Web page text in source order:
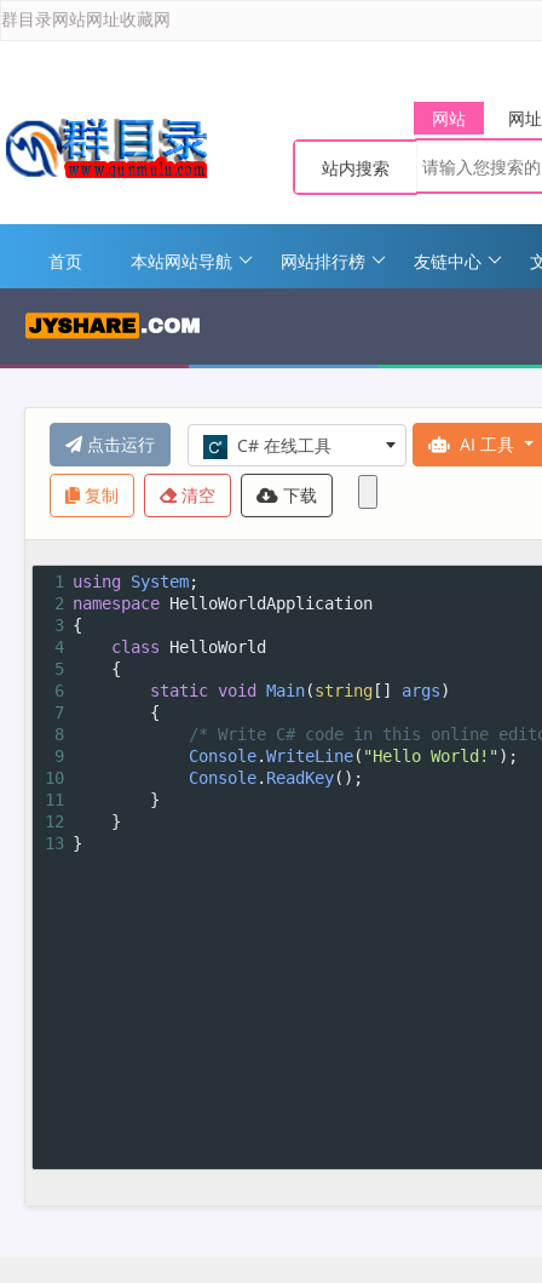
群目录网站网址收藏网
网站 网址
站内搜索
首页 本站网站导航 网站排行榜 友链中心